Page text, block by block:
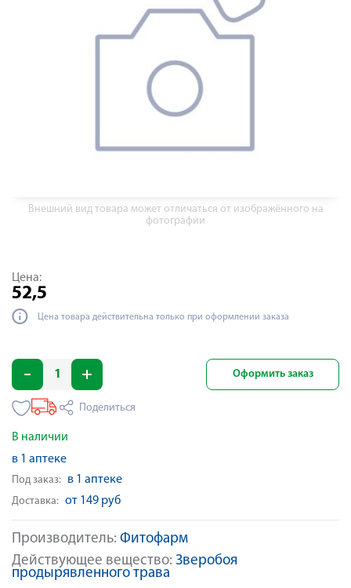
Внешний вид товара может отличаться от изображённого на
фотографии
Производитель: Фитофарм
Действующее вещество: Зверобоя
продырявленного трава
Цена:
52,5
Цена товара действительна только при оформлении заказа
Оформить заказ
Поделиться
В наличии
в 1 аптеке
Под заказ: в 1 аптеке
Доставка: от 149 руб